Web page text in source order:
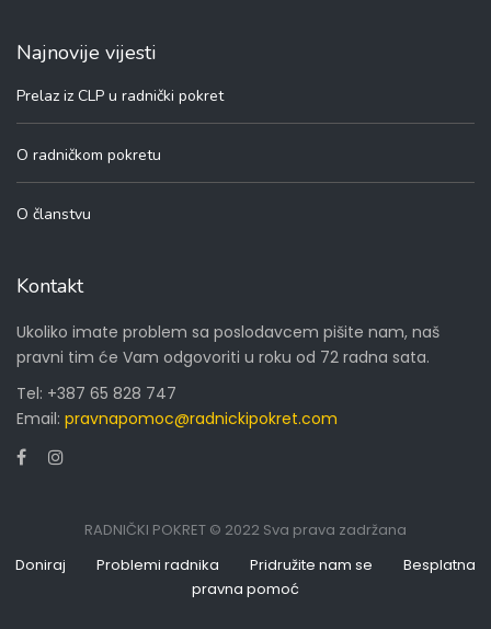
Najnovije vijesti
Prelaz iz CLP u radnički pokret
O radničkom pokretu
O članstvu
Kontakt
Ukoliko imate problem sa poslodavcem pišite nam, naš
pravni tim će Vam odgovoriti u roku od 72 radna sata.
Tel: +387 65 828 747
Email: pravnapomoc@radnickipokret.com
RADNIČKI POKRET © 2022 Sva prava zadržana
Doniraj
Problemi radnika Pridružite nam se
Besplatna
pravna pomoć